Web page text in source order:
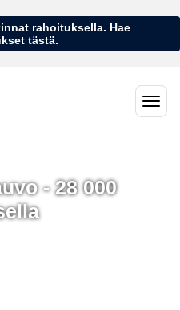
rahoituksella. Hae
tästä.
- 28 000